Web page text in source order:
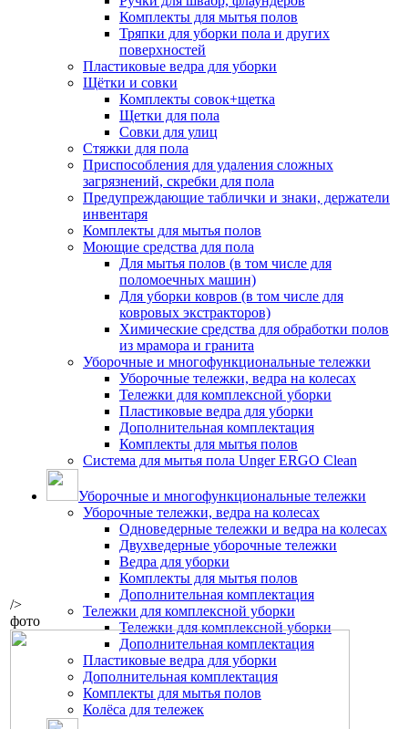
Комплекты для мытья полов
Тряпки для уборки пола и других
поверхностей
Пластиковые ведра для уборки
Щётки и совки
Комплекты совок+щетка
Щетки для пола
Совки для улиц
Стяжки для пола
Приспособления для удаления сложных
загрязнений, скребки для пола
Предупреждающие таблички и знаки, держатели
инвентаря
Комплекты для мытья полов
Моющие средства для пола
Для мытья полов (в том числе для
поломоечных машин)
Для уборки ковров (в том числе для
ковровых экстракторов)
Химические средства для обработки полов
из мрамора и гранита
Уборочные и многофункциональные тележки
Уборочные тележки, ведра на колесах
Тележки для комплексной уборки
Пластиковые ведра для уборки
Дополнительная комплектация
Комплекты для мытья полов
Система для мытья пола Unger ERGO Clean
Уборочные и многофункциональные тележки
Уборочные тележки, ведра на колесах
Одноведерные тележки и ведра на колесах
Двухведерные уборочные тележки
Ведра для уборки
Комплекты для мытья полов
Дополнительная комплектация
Тележки для комплексной уборки
Тележки для комплексной уборки
Дополнительная комплектация
Пластиковые ведра для уборки
Дополнительная комплектация
Комплекты для мытья полов
Колёса для тележек
/>
фото